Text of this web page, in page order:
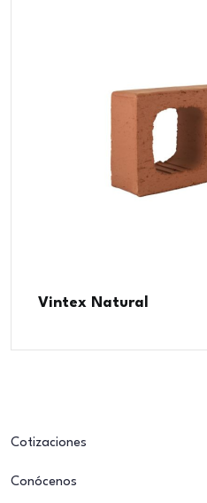
Vintex Natural
Cotizaciones
Conócenos